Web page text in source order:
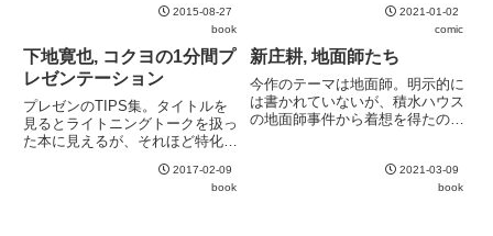
い。その種の作品を嫌っていない
のならば十分に楽しめる佳作。文
中...
2015-08-27
book
不動産営業ととある理由で嘘がつ
けなくなったの組み合わせはやは
り秀逸。不動産の素人が騙されが
ちなポイントを学べる構成も...
2021-01-02
comic
下地寛也, コクヨの1分間プ
レゼンテーション
プレゼンのTIPS集。タイトルを
見るとライトニングトークを扱っ
た本に見えるが、それほど特化し
用できる内容が多い。スライド作
りよりもトークを中心に据えてい
2017-02-09
book
新庄耕, 地面師たち
今作のテーマは地面師。明示的に
は書かれていないが、積水ハウス
の地面師事件から着想を得たのだ
数々は著者の真骨頂と感じる。登
2021-03-09
book